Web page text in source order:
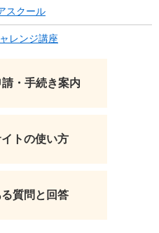
スクール
レンジ講座
・手続き案内
トの使い方
質問と回答